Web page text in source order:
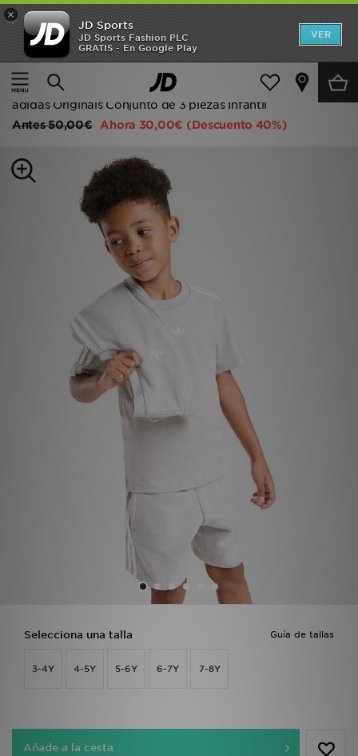
×
JD Sports
JD Sports Fashion PLC
GRATIS - En Google Play
VER
Página principal
Niños
Ropa infantil (3-7 años)
adidas Originals Conjunto de 3 piezas Infantil
Antes50,00€ Ahora 30,00€ (Descuento 40%)
Guía de tallas
Selecciona una talla
3-4Y 4-5Y 5-6Y 6-7Y 7-8Y
Añade a la cesta
Hombre
Mujer
Niños
Estilo
Deportes & Fitness
TARJETA REGALO